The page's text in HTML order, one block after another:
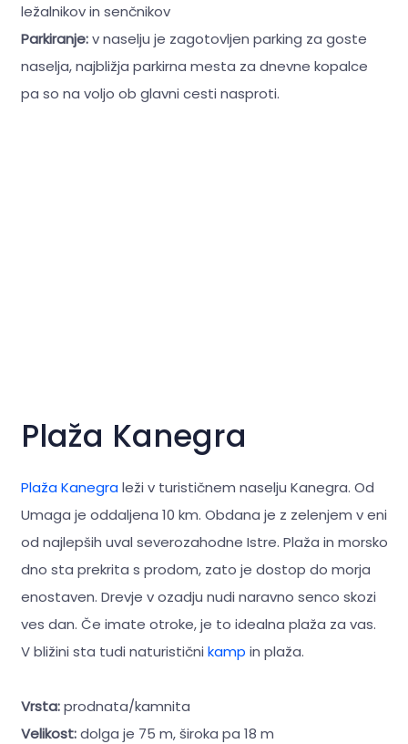
ležalnikov in senčnikov
Parkiranje:v naselju je zagotovljen parking za goste
naselja, najbližja parkirna mesta za dnevne kopalce
pa so na voljo ob glavni cesti nasproti.
Plaža Kanegra
Plaža Kanegraleži v turističnem naselju Kanegra. Od
Umaga je oddaljena 10 km. Obdana je z zelenjem v eni
od najlepših uval severozahodne Istre. Plaža in morsko
dno sta prekrita s prodom, zato je dostop do morja
enostaven. Drevje v ozadju nudi naravno senco skozi
ves dan. Če imate otroke, je to idealna plaža za vas.
V bližini sta tudi naturistični kamp in plaža.
Vrsta:prodnata/kamnita
Velikost:dolga je 75 m, široka pa 18 m